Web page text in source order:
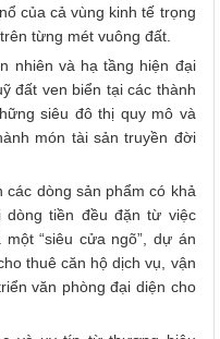
của cả vùng kinh tế trọng
từng mét vuông đất.
nhiên và hạ tầng hiện đại
đất ven biển tại các thành
siêu đô thị quy mô và
món tài sản truyền đời
dòng sản phẩm có khả
dòng tiền đều đặn từ việc
“siêu cửa ngõ”, dự án
thuê căn hộ dịch vụ, vận
văn phòng đại diện cho